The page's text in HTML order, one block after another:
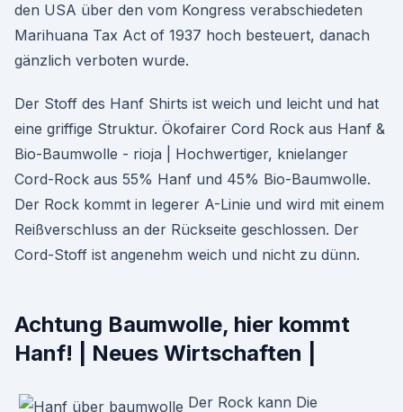
den USA über den vom Kongress verabschiedeten
Marihuana Tax Act of 1937 hoch besteuert, danach
gänzlich verboten wurde.
Der Stoff des Hanf Shirts ist weich und leicht und hat
eine griffige Struktur. Ökofairer Cord Rock aus Hanf &
Bio-Baumwolle - rioja | Hochwertiger, knielanger
Cord-Rock aus 55% Hanf und 45% Bio-Baumwolle.
Der Rock kommt in legerer A-Linie und wird mit einem
Reißverschluss an der Rückseite geschlossen. Der
Cord-Stoff ist angenehm weich und nicht zu dünn.
Achtung Baumwolle, hier kommt
Hanf! | Neues Wirtschaften |
Der Rock kann Die